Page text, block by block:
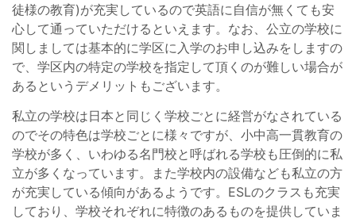
徒様の教育)が充実しているので英語に自信が無くても安
心して通っていただけるといえます。なお、公立の学校に
関しましては基本的に学区に入学のお申し込みをしますの
で、学区内の特定の学校を指定して頂くのが難しい場合が
あるというデメリットもございます。
私立の学校は日本と同じく学校ごとに経営がなされている
のでその特色は学校ごとに様々ですが、小中高一貫教育の
学校が多く、いわゆる名門校と呼ばれる学校も圧倒的に私
立が多くなっています。また学校内の設備なども私立の方
が充実している傾向があるようです。ESLのクラスも充実
しており、学校それぞれに特徴のあるものを提供していま